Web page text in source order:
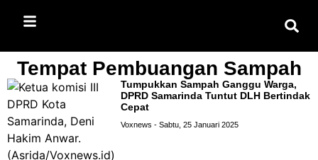
Tempat Pembuangan Sampah
Tumpukkan Sampah Ganggu Warga,
DPRD Samarinda Tuntut DLH Bertindak
Cepat
Voxnews Sabtu, 25 Januari 2025